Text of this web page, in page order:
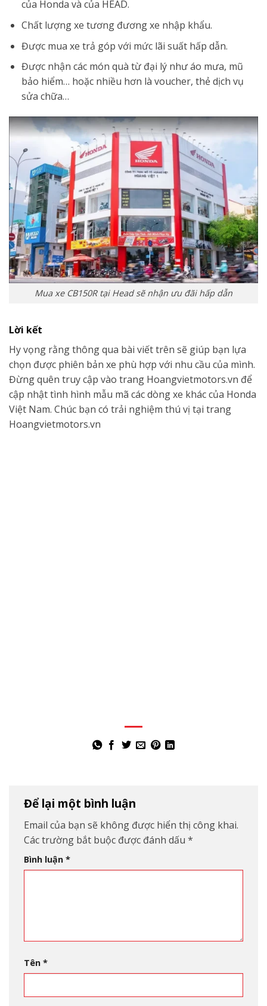
của Honda và của HEAD.
Chất lượng xe tương đương xe nhập khẩu.
Được mua xe trả góp với mức lãi suất hấp dẫn.
Được nhận các món quà từ đại lý như áo mưa, mũ
bảo hiểm… hoặc nhiều hơn là voucher, thẻ dịch vụ
sửa chữa…
Mua xe CB150R tại Head sẽ nhận ưu đãi hấp dẫn
Lời kết
Hy vọng rằng thông qua bài viết trên sẽ giúp bạn lựa
chọn được phiên bản xe phù hợp với nhu cầu của mình.
Đừng quên truy cập vào trang Hoangvietmotors.vn để
cập nhật tình hình mẫu mã các dòng xe khác của Honda
Việt Nam. Chúc bạn có trải nghiệm thú vị tại trang
Hoangvietmotors.vn
Để lại một bình luận
Email của bạn sẽ không được hiển thị công khai.
Các trường bắt buộc được đánh dấu *
Bình luận *
Tên *